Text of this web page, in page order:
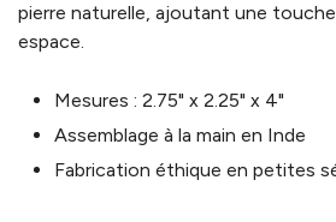
pierre naturelle, ajoutant une
espace.
Mesures : 2.75" x 2.25" x 4"
Assemblage à la main en Inde
Fabrication éthique en petites